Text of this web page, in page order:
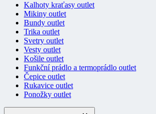
Kalhoty kraťasy outlet
Mikiny outlet
Bundy outlet
Trika outlet
Svetry outlet
Vesty outlet
Košile outlet
Funkční prádlo a termoprádlo outlet
Čepice outlet
Rukavice outlet
Ponožky outlet